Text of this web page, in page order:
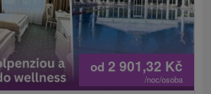
od 2 901,32 Kč
/noc/osoba